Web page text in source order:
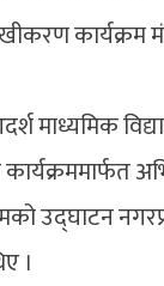
माध्यमिक
उद्घाटन
।